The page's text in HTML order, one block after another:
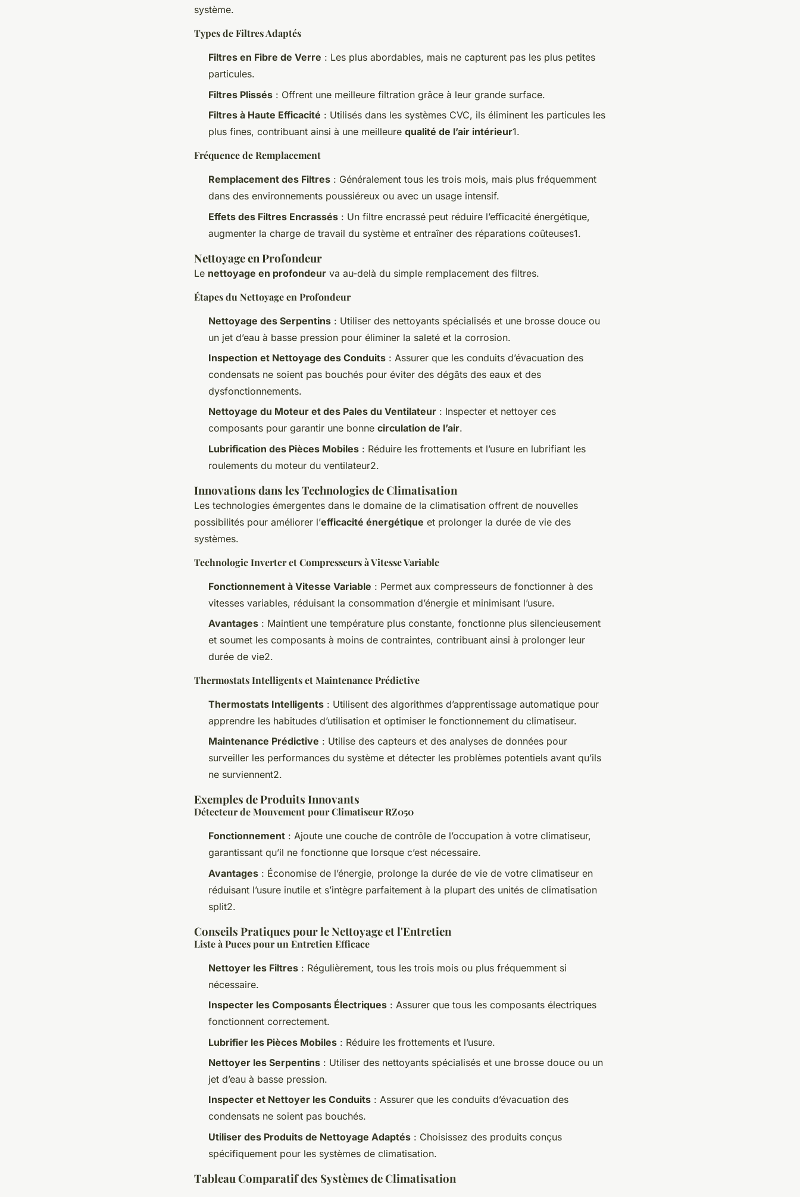
système.
Types de Filtres Adaptés
Filtres en Fibre de Verre : Les plus abordables, mais ne capturent pas les plus petites
particules.
Filtres Plissés : Offrent une meilleure filtration grâce à leur grande surface.
Filtres à Haute Efficacité : Utilisés dans les systèmes CVC, ils éliminent les particules les
plus fines, contribuant ainsi à une meilleure qualité de l’air intérieur1.
Fréquence de Remplacement
Remplacement des Filtres : Généralement tous les trois mois, mais plus fréquemment
dans des environnements poussiéreux ou avec un usage intensif.
Effets des Filtres Encrassés : Un filtre encrassé peut réduire l’efficacité énergétique,
augmenter la charge de travail du système et entraîner des réparations coûteuses1.
Nettoyage en Profondeur
Le nettoyage en profondeur va au-delà du simple remplacement des filtres.
Étapes du Nettoyage en Profondeur
Nettoyage des Serpentins : Utiliser des nettoyants spécialisés et une brosse douce ou
un jet d’eau à basse pression pour éliminer la saleté et la corrosion.
Inspection et Nettoyage des Conduits : Assurer que les conduits d’évacuation des
condensats ne soient pas bouchés pour éviter des dégâts des eaux et des
dysfonctionnements.
Nettoyage du Moteur et des Pales du Ventilateur : Inspecter et nettoyer ces
composants pour garantir une bonne circulation de l’air.
Lubrification des Pièces Mobiles : Réduire les frottements et l’usure en lubrifiant les
roulements du moteur du ventilateur2.
Innovations dans les Technologies de Climatisation
Les technologies émergentes dans le domaine de la climatisation offrent de nouvelles
possibilités pour améliorer l’efficacité énergétique et prolonger la durée de vie des
systèmes.
Technologie Inverter et Compresseurs à Vitesse Variable
Fonctionnement à Vitesse Variable : Permet aux compresseurs de fonctionner à des
vitesses variables, réduisant la consommation d’énergie et minimisant l’usure.
Avantages : Maintient une température plus constante, fonctionne plus silencieusement
et soumet les composants à moins de contraintes, contribuant ainsi à prolonger leur
durée de vie2.
Thermostats Intelligents et Maintenance Prédictive
Thermostats Intelligents : Utilisent des algorithmes d’apprentissage automatique pour
apprendre les habitudes d’utilisation et optimiser le fonctionnement du climatiseur.
Maintenance Prédictive : Utilise des capteurs et des analyses de données pour
surveiller les performances du système et détecter les problèmes potentiels avant qu’ils
ne surviennent2.
Exemples de Produits Innovants
Détecteur de Mouvement pour Climatiseur RZ050
Fonctionnement : Ajoute une couche de contrôle de l’occupation à votre climatiseur,
garantissant qu’il ne fonctionne que lorsque c’est nécessaire.
Avantages : Économise de l’énergie, prolonge la durée de vie de votre climatiseur en
réduisant l’usure inutile et s’intègre parfaitement à la plupart des unités de climatisation
split2.
Conseils Pratiques pour le Nettoyage et l'Entretien
Liste à Puces pour un Entretien Efficace
Nettoyer les Filtres : Régulièrement, tous les trois mois ou plus fréquemment si
nécessaire.
Inspecter les Composants Électriques : Assurer que tous les composants électriques
fonctionnent correctement.
Lubrifier les Pièces Mobiles : Réduire les frottements et l’usure.
Nettoyer les Serpentins : Utiliser des nettoyants spécialisés et une brosse douce ou un
jet d’eau à basse pression.
Inspecter et Nettoyer les Conduits : Assurer que les conduits d’évacuation des
condensats ne soient pas bouchés.
Utiliser des Produits de Nettoyage Adaptés : Choisissez des produits conçus
spécifiquement pour les systèmes de climatisation.
Tableau Comparatif des Systèmes de Climatisation